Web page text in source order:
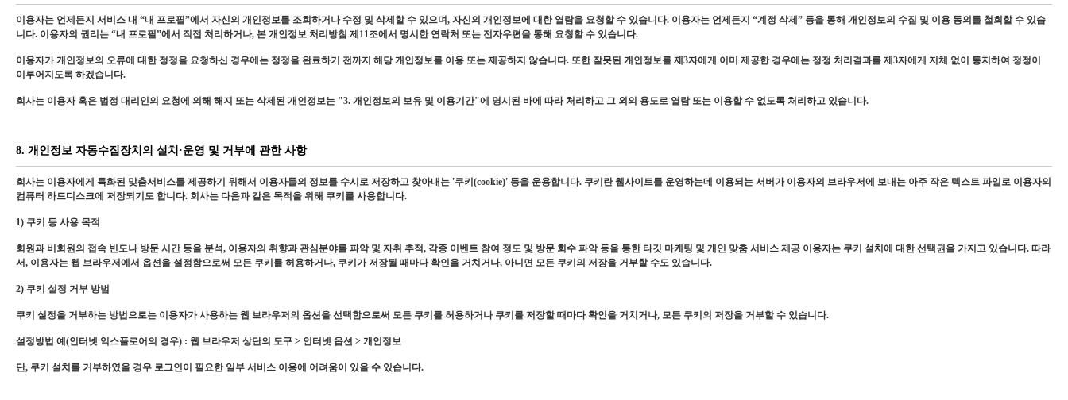
이용자는 언제든지 서비스 내 “내 프로필”에서 자신의 개인정보를 조회하거나 수정 및 삭제할 수 있으며, 자신의 개인정보에 대한 열람을 요청할 수 있습니다. 이용자는 언제든지 “계정 삭제” 등을 통해 개인정보의 수집 및 이용 동의를 철회할 수 있습
니다. 이용자의 권리는 “내 프로필”에서 직접 처리하거나, 본 개인정보 처리방침 제11조에서 명시한 연락처 또는 전자우편을 통해 요청할 수 있습니다.
이용자가 개인정보의 오류에 대한 정정을 요청하신 경우에는 정정을 완료하기 전까지 해당 개인정보를 이용 또는 제공하지 않습니다. 또한 잘못된 개인정보를 제3자에게 이미 제공한 경우에는 정정 처리결과를 제3자에게 지체 없이 통지하여 정정이
이루어지도록 하겠습니다.
회사는 이용자 혹은 법정 대리인의 요청에 의해 해지 또는 삭제된 개인정보는 "3. 개인정보의 보유 및 이용기간"에 명시된 바에 따라 처리하고 그 외의 용도로 열람 또는 이용할 수 없도록 처리하고 있습니다.
8. 개인정보 자동수집장치의 설치·운영 및 거부에 관한 사항
회사는 이용자에게 특화된 맞춤서비스를 제공하기 위해서 이용자들의 정보를 수시로 저장하고 찾아내는 '쿠키(cookie)' 등을 운용합니다. 쿠키란 웹사이트를 운영하는데 이용되는 서버가 이용자의 브라우저에 보내는 아주 작은 텍스트 파일로 이용자의
컴퓨터 하드디스크에 저장되기도 합니다. 회사는 다음과 같은 목적을 위해 쿠키를 사용합니다.
1) 쿠키 등 사용 목적
회원과 비회원의 접속 빈도나 방문 시간 등을 분석, 이용자의 취향과 관심분야를 파악 및 자취 추적, 각종 이벤트 참여 정도 및 방문 회수 파악 등을 통한 타깃 마케팅 및 개인 맞춤 서비스 제공 이용자는 쿠키 설치에 대한 선택권을 가지고 있습니다. 따라
서, 이용자는 웹 브라우저에서 옵션을 설정함으로써 모든 쿠키를 허용하거나, 쿠키가 저장될 때마다 확인을 거치거나, 아니면 모든 쿠키의 저장을 거부할 수도 있습니다.
2) 쿠키 설정 거부 방법
쿠키 설정을 거부하는 방법으로는 이용자가 사용하는 웹 브라우저의 옵션을 선택함으로써 모든 쿠키를 허용하거나 쿠키를 저장할 때마다 확인을 거치거나, 모든 쿠키의 저장을 거부할 수 있습니다.
설정방법 예(인터넷 익스플로어의 경우) : 웹 브라우저 상단의 도구 > 인터넷 옵션 > 개인정보
단, 쿠키 설치를 거부하였을 경우 로그인이 필요한 일부 서비스 이용에 어려움이 있을 수 있습니다.